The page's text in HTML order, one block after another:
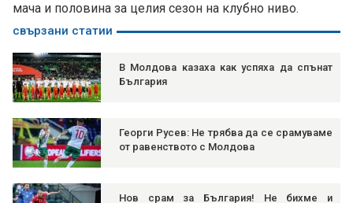
мача и половина за целия сезон на клубно ниво.
свързани статии
В Молдова казаха как успяха да спънат
България
Георги Русев: Не трябва да се срамуваме
от равенството с Молдова
Нов срам за България! Не бихме и